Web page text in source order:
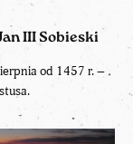
III Sobieski
od 1457 r. –